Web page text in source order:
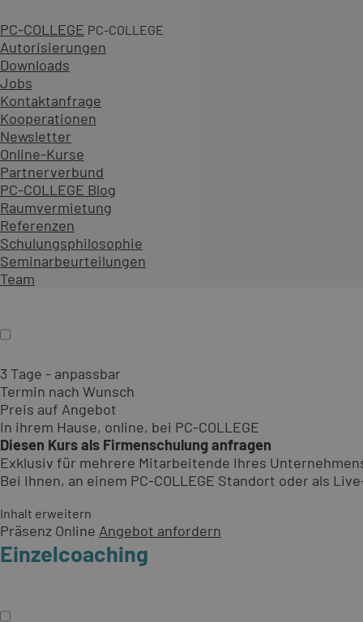
PC-COLLEGE PC-COLLEGE
Autorisierungen
Downloads
Jobs
Kontaktanfrage
Kooperationen
Newsletter
Online-Kurse
Partnerverbund
PC-COLLEGE Blog
Raumvermietung
Referenzen
Schulungsphilosophie
Seminarbeurteilungen
Team
3 Tage
1 gesicherter Termin
ab 1.341,00 € zzgl. MwSt.
An 23 Standorten oder online
Diesen Kurs als offenes Seminar buchen
Gemeinsam mit Teilnehmenden aus verschiedenen
Als Präsenzseminar oder Live-Online-Training zu
Inhalt erweitern
PräsenzOnlineTermin auswählen
Firmenschulung
3 Tage - anpassbar
Termin nach Wunsch
Preis auf Angebot
In ihrem Hause, online, bei PC-COLLEGE
Diesen Kurs als Firmenschulung anfragen
Exklusiv für mehrere Mitarbeitende Ihres
Bei Ihnen, an einem PC-COLLEGE Standort oder als
Inhalt erweitern
Präsenz Online Angebot anfordern
Einzelcoaching